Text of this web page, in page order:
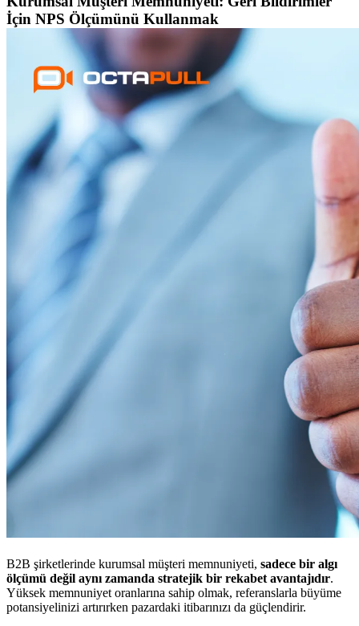
İçin NPS Ölçümünü Kullanmak
B2B şirketlerinde kurumsal müşteri memnuniyeti, sadece bir algı
ölçümü değil aynı zamanda stratejik bir rekabet avantajıdır.
Yüksek memnuniyet oranlarına sahip olmak, referanslarla büyüme
potansiyelinizi artırırken pazardaki itibarınızı da güçlendirir.